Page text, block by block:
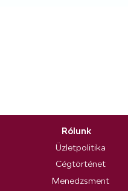
Rólunk
Üzletpolitika
Cégtörténet
Menedzsment